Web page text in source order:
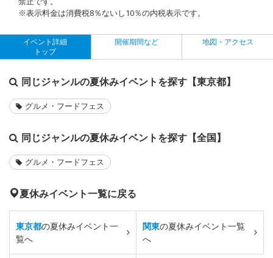
※表示料金は消費税8％ないし10％の内税表示です。
イベント詳細
トップ
開催期間など 地図・アクセス
同じジャンルの夏休みイベントを探す【東京都】
グルメ・フードフェス
同じジャンルの夏休みイベントを探す【全国】
グルメ・フードフェス
夏休みイベント一覧に戻る
東京都の夏休みイベント一
覧へ
関東の夏休みイベント一覧
へ